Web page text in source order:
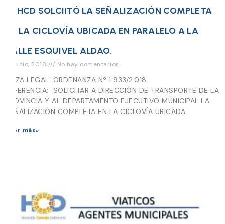
EL HCD SOLCIITÓ LA SEÑALIZACIÓN COMPLETA
EN LA CICLOVÍA UBICADA EN PARALELO A LA
CALLE ESQUIVEL ALDAO.
14 junio, 2018 No hay comentarios
PIEZA LEGAL: ORDENANZA Nº 1.933/2.018
REFERENCIA: SOLICITAR A DIRECCIÓN DE TRANSPORTE DE LA
PROVINCIA Y AL DEPARTAMENTO EJECUTIVO MUNICIPAL LA
SEÑALIZACIÓN COMPLETA EN LA CICLOVÍA UBICADA
Leer más»